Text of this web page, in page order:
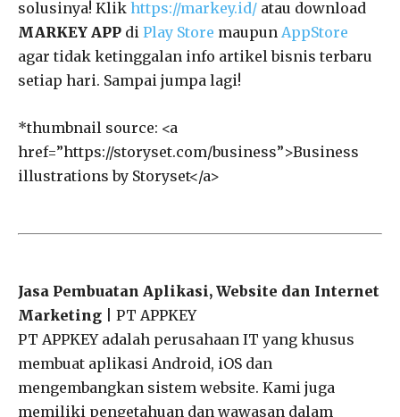
solusinya! Klik https://markey.id/ atau download
MARKEY APP di Play Store maupun AppStore
agar tidak ketinggalan info artikel bisnis terbaru
setiap hari. Sampai jumpa lagi!
*thumbnail source: <a
href=”https://storyset.com/business”>Business
illustrations by Storyset</a>
Jasa Pembuatan Aplikasi, Website dan Internet
Marketing | PT APPKEY
PT APPKEY adalah perusahaan IT yang khusus
membuat aplikasi Android, iOS dan
mengembangkan sistem website. Kami juga
memiliki pengetahuan dan wawasan dalam